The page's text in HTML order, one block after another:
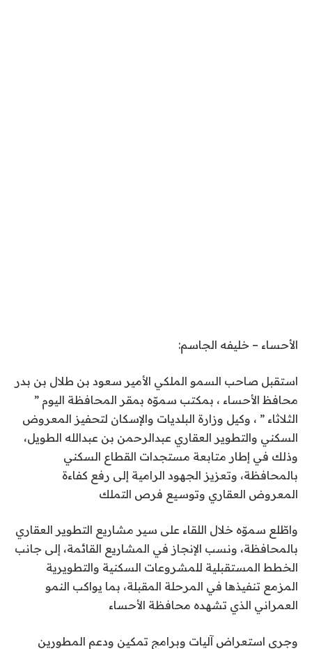
الأحساء – خليفه الجاسم:
استقبل صاحب السمو الملكي الأمير سعود بن طلال بن بدر
محافظ الأحساء ، بمكتب سموّه بمقر المحافظة اليوم ”
الثلاثاء ” ، وكيل وزارة البلديات والإسكان لتحفيز المعروض
السكني والتطوير العقاري عبدالرحمن بن عبدالله الطويل،
وذلك في إطار متابعة مستجدات القطاع السكني
بالمحافظة، وتعزيز الجهود الرامية إلى رفع كفاءة
المعروض العقاري وتوسيع فرص التملك
واطّلع سموّه خلال اللقاء على سير مشاريع التطوير العقاري
بالمحافظة، ونسب الإنجاز في المشاريع القائمة، إلى جانب
الخطط المستقبلية للمشروعات السكنية والتطويرية
المزمع تنفيذها في المرحلة المقبلة، بما يواكب النمو
العمراني الذي تشهده محافظة الأحساء
وجرى استعراض آليات وبرامج تمكين ودعم المطورين